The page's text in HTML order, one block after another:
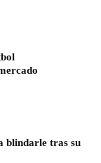
blindarle tras su